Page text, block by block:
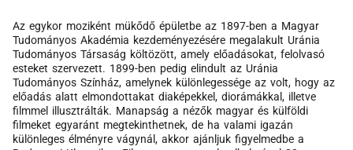
Az egykor moziként mükődő épületbe az 1897-ben a Magyar
Tudományos Akadémia kezdeményezésére megalakult Uránia
Tudományos Társaság költözött, amely előadásokat, felolvasó
esteket szervezett. 1899-ben pedig elindult az Uránia
Tudományos Színház, amelynek különlegessége az volt, hogy az
előadás alatt elmondottakat diaképekkel, diorámákkal, illetve
filmmel illusztrálták. Manapság a nézők magyar és külföldi
filmeket egyaránt megtekinthetnek, de ha valami igazán
különleges élményre vágynál, akkor ajánljuk figyelmedbe a